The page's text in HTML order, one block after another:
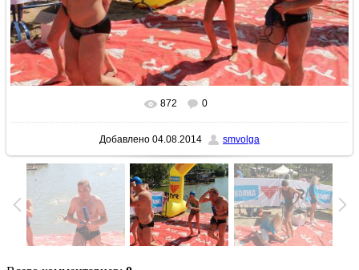
В реальном размере 1024x683
872 0
Добавлено 04.08.2014 smvolga